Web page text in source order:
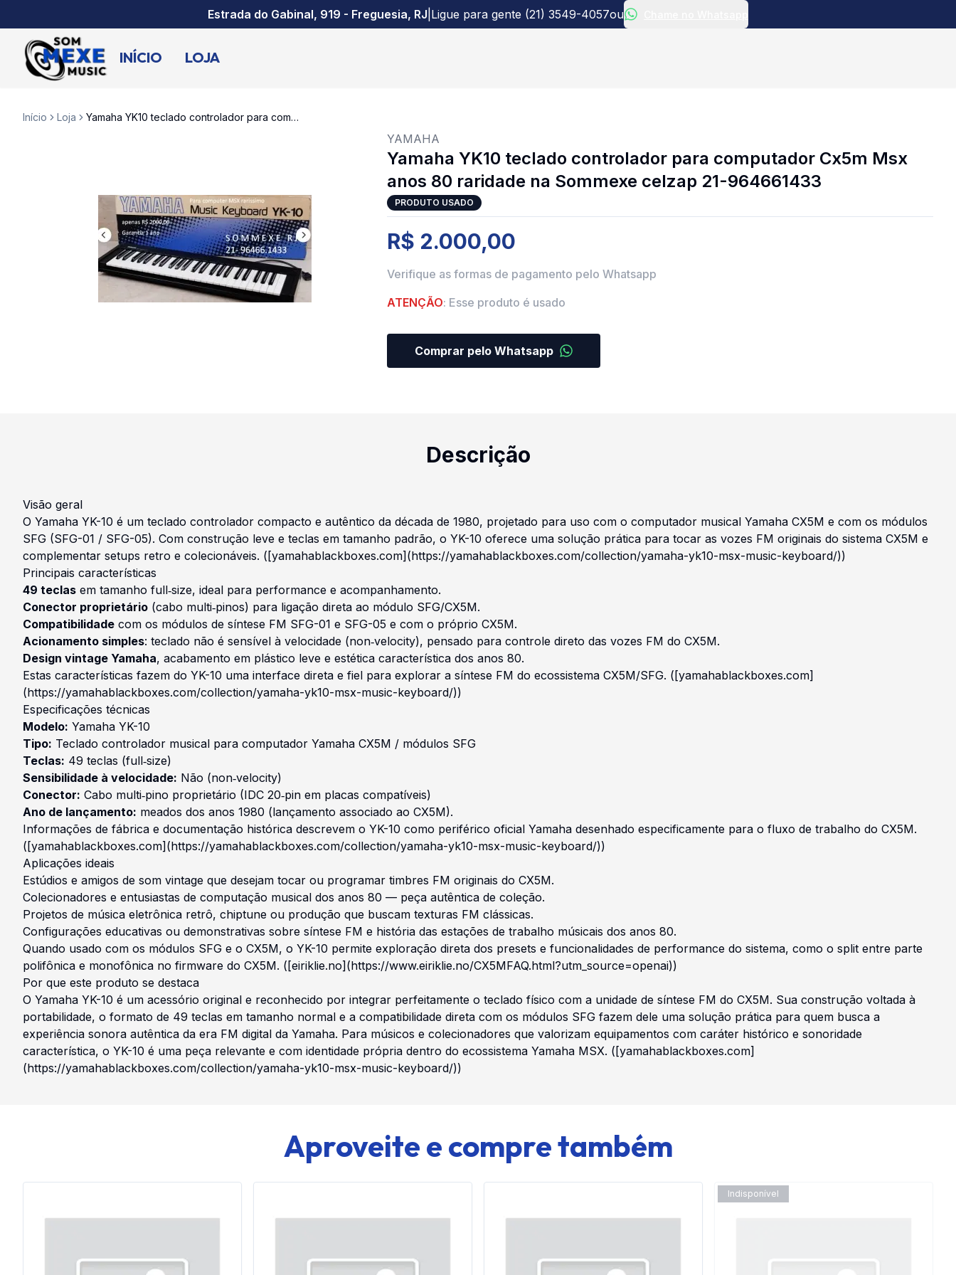
Estrada do Gabinal, 919 - Freguesia, RJ Ligue para gente (21) 3549-4057ou
INÍCIO LOJA
Início Loja Yamaha YK10 teclado controlador para computador Cx5m Msx anos 80 raridade na Sommexe celzap 21-964661433
YAMAHA
Yamaha YK10 teclado controlador para computador Cx5m Msx
anos 80 raridade na Sommexe celzap 21-964661433
PRODUTO USADO
R$ 2.000,00
Verifique as formas de pagamento pelo Whatsapp
ATENÇÃO: Esse produto é usado
Comprar pelo Whatsapp
Descrição
Visão geral
O Yamaha YK-10 é um teclado controlador compacto e autêntico da década de 1980, projetado para uso com o computador musical Yamaha CX5M e com os módulos
SFG (SFG-01 / SFG-05). Com construção leve e teclas em tamanho padrão, o YK-10 oferece uma solução prática para tocar as vozes FM originais do sistema CX5M e
complementar setups retro e colecionáveis. ([yamahablackboxes.com](https://yamahablackboxes.com/collection/yamaha-yk10-msx-music-keyboard/))
Principais características
49 teclas em tamanho full‑size, ideal para performance e acompanhamento.
Conector proprietário (cabo multi‑pinos) para ligação direta ao módulo SFG/CX5M.
Compatibilidade com os módulos de síntese FM SFG-01 e SFG-05 e com o próprio CX5M.
Acionamento simples: teclado não é sensível à velocidade (non‑velocity), pensado para controle direto das vozes FM do CX5M.
Design vintage Yamaha, acabamento em plástico leve e estética característica dos anos 80.
Estas características fazem do YK-10 uma interface direta e fiel para explorar a síntese FM do ecossistema CX5M/SFG. ([yamahablackboxes.com]
(https://yamahablackboxes.com/collection/yamaha-yk10-msx-music-keyboard/))
Especificações técnicas
Modelo: Yamaha YK-10
Tipo: Teclado controlador musical para computador Yamaha CX5M / módulos SFG
Teclas: 49 teclas (full‑size)
Sensibilidade à velocidade: Não (non‑velocity)
Conector: Cabo multi‑pino proprietário (IDC 20‑pin em placas compatíveis)
Ano de lançamento: meados dos anos 1980 (lançamento associado ao CX5M).
Informações de fábrica e documentação histórica descrevem o YK-10 como periférico oficial Yamaha desenhado especificamente para o fluxo de trabalho do CX5M.
([yamahablackboxes.com](https://yamahablackboxes.com/collection/yamaha-yk10-msx-music-keyboard/))
Aplicações ideais
Estúdios e amigos de som vintage que desejam tocar ou programar timbres FM originais do CX5M.
Colecionadores e entusiastas de computação musical dos anos 80 — peça autêntica de coleção.
Projetos de música eletrônica retrô, chiptune ou produção que buscam texturas FM clássicas.
Configurações educativas ou demonstrativas sobre síntese FM e história das estações de trabalho músicais dos anos 80.
Quando usado com os módulos SFG e o CX5M, o YK-10 permite exploração direta dos presets e funcionalidades de performance do sistema, como o split entre parte
polifônica e monofônica no firmware do CX5M. ([eiriklie.no](https://www.eiriklie.no/CX5MFAQ.html?utm_source=openai))
Por que este produto se destaca
O Yamaha YK-10 é um acessório original e reconhecido por integrar perfeitamente o teclado físico com a unidade de síntese FM do CX5M. Sua construção voltada à
portabilidade, o formato de 49 teclas em tamanho normal e a compatibilidade direta com os módulos SFG fazem dele uma solução prática para quem busca a
experiência sonora autêntica da era FM digital da Yamaha. Para músicos e colecionadores que valorizam equipamentos com caráter histórico e sonoridade
característica, o YK-10 é uma peça relevante e com identidade própria dentro do ecossistema Yamaha MSX. ([yamahablackboxes.com]
(https://yamahablackboxes.com/collection/yamaha-yk10-msx-music-keyboard/))
Aproveite e compre também
Indisponível